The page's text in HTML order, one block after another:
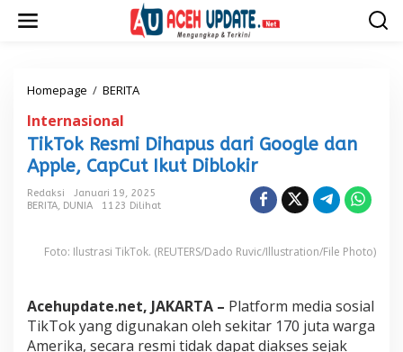
Homepage / BERITA
o
k
R
e
i
h
a
p
Internasional
TikTok Resmi Dihapus dari Google dan
Apple, CapCut Ikut Diblokir
Redaksi
Januari 19, 2025
BERITA, DUNIA 1123 Dilihat
Foto: Ilustrasi TikTok. (REUTERS/Dado Ruvic/Illustration/File Photo)
Acehupdate.net, JAKARTA – Platform media sosial
TikTok yang digunakan oleh sekitar 170 juta warga
Amerika, secara resmi tidak dapat diakses sejak